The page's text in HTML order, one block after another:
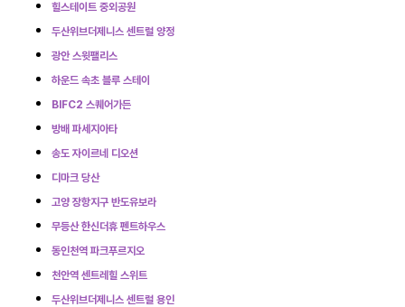
힐스테이트 중외공원
두산위브더제니스 센트럴 양정
광안 스윗팰리스
하운드 속초 블루 스테이
BIFC2 스퀘어가든
방배 파세지아타
송도 자이르네 디오션
디마크 당산
고양 장항지구 반도유보라
무등산 한신더휴 펜트하우스
동인천역 파크푸르지오
천안역 센트레힐 스위트
두산위브더제니스 센트럴 용인